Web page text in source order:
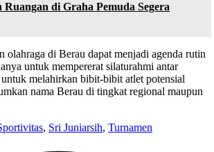
di Graha Pemuda Segera
olahraga di Berau dapat menjadi agenda rutin
untuk mempererat silaturahmi antar
melahirkan bibit-bibit atlet potensial
nama Berau di tingkat regional maupun
, Sri Juniarsih, Turnamen